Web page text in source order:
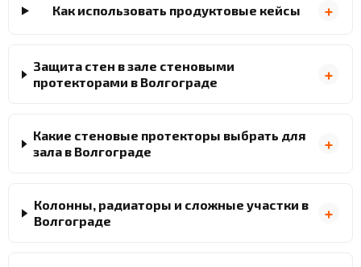
Как использовать продуктовые кейсы
Защита стен в зале стеновыми
протекторами в Волгограде
Какие стеновые протекторы выбрать для
зала в Волгограде
Колонны, радиаторы и сложные участки в
Волгограде